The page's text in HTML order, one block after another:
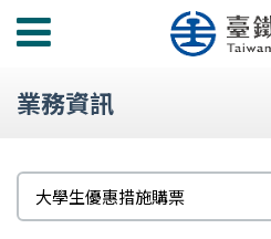
功
選
業務資訊
題
大學生優惠措施購票